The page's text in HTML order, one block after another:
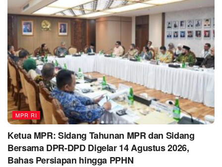
MPR RI
Ketua MPR: Sidang Tahunan MPR dan Sidang
Bersama DPR-DPD Digelar 14 Agustus 2026,
Bahas Persiapan hingga PPHN